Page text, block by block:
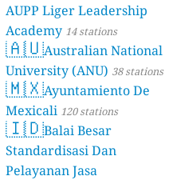
AUPP Liger Leadership
Academy 14 stations
🇦🇺Australian National
University (ANU) 38 stations
🇲🇽Ayuntamiento De
Mexicali 120 stations
🇮🇩Balai Besar
Standardisasi Dan
Pelayanan Jasa